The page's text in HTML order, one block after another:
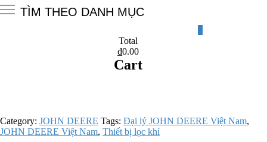
TÌM THEO DANH MỤC
Total
₫0.00
Cart
Category: JOHN DEERE Tags: Đại lý JOHN DEERE Việt Nam,
JOHN DEERE Việt Nam, Thiết bị lọc khí